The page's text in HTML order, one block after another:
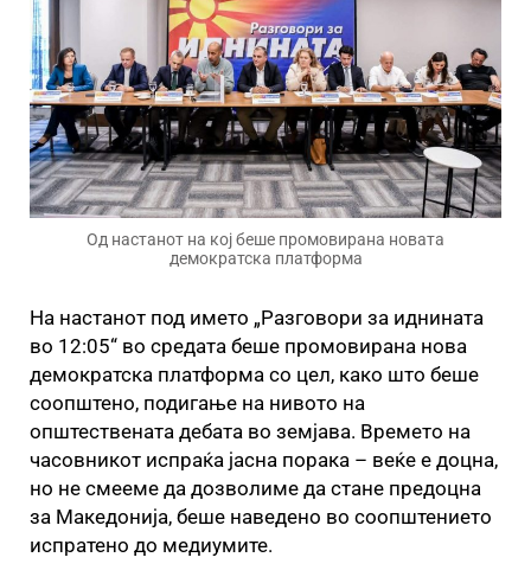
Од настанот на кој беше промовирана новата
демократска платформа
На настанот под името „Разговори за иднината
во 12:05“ во средата беше промовирана нова
демократска платформа со цел, како што беше
соопштено, подигање на нивото на
општествената дебата во земјава. Времето на
часовникот испраќа јасна порака – веќе е доцна,
но не смееме да дозволиме да стане предоцна
за Македонија, беше наведено во соопштението
испратено до медиумите.